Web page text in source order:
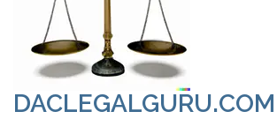
DACLEGALGURU.COM